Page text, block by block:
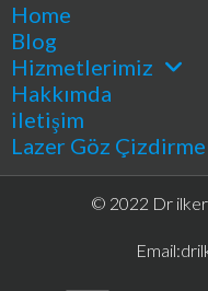
Home
Blog
Hizmetlerimiz
Hakkımda
iletişim
Lazer Göz Çizdirme
© 2022 Dr ilker
Email: